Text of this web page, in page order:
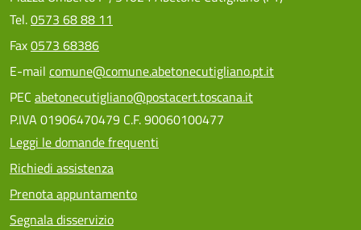
Tel.0573 68 88 11
Fax0573 68386
E-mail comune@comune.abetonecutigliano.pt.it
PEC abetonecutigliano@postacert.toscana.it
P.IVA 01906470479 C.F. 90060100477
Leggi le domande frequenti
Richiedi assistenza
Prenota appuntamento
Segnala disservizio